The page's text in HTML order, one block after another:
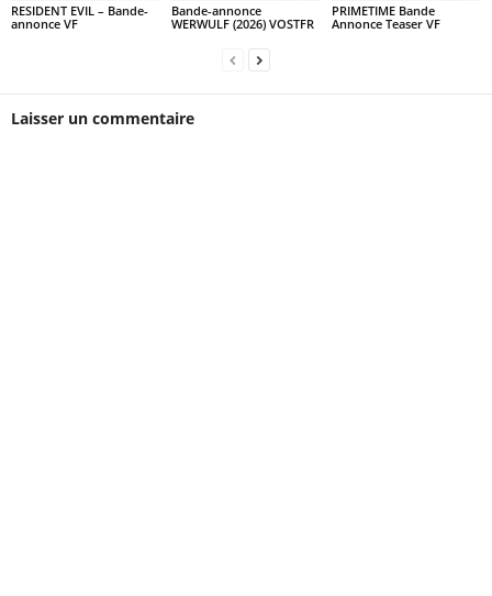
RESIDENT EVIL – Bande-
annonce VF
Bande-annonce
WERWULF (2026) VOSTFR
PRIMETIME Bande
Annonce Teaser VF
Laisser un commentaire